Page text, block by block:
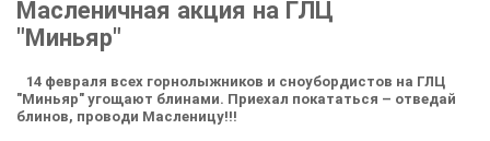
Масленичная акция на ГЛЦ
"Миньяр"
14 февраля всех горнолыжников и сноубордистов на ГЛЦ
"Миньяр" угощают блинами. Приехал покататься – отведай
блинов, проводи Масленицу!!!